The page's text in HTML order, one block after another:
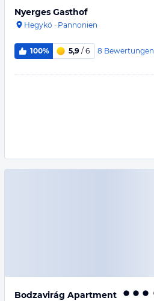
Nyerges Gasthof
Hegykö · Pannonien
100% 5,9 / 6 8 Bewertungen
Bodzavirág Apartment